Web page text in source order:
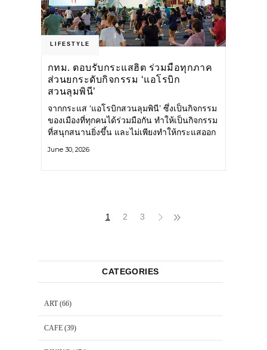
LIFESTYLE
กทม. ตอบรับกระแสฮิต ร่วมมือทุกภาค
ส่วนยกระดับกิจกรรม ‘แอโรบิก
สวนลุมพินี’
จากกระแส ‘แอโรบิกสวนลุมพินี’ ซึ่งเป็นกิจกรรม
ของเมืองที่ทุกคนได้ร่วมมือกัน ทำให้เป็นกิจกรรม
ที่สนุกสนานยิ่งขึ้น และไม่เพียงทำให้กระแสออก
กระจายไปยังหลายพื้นที่ของประเทศที่อยากออก
June 30, 2026
1 2 3
CATEGORIES
ART(66)
CAFE (39)